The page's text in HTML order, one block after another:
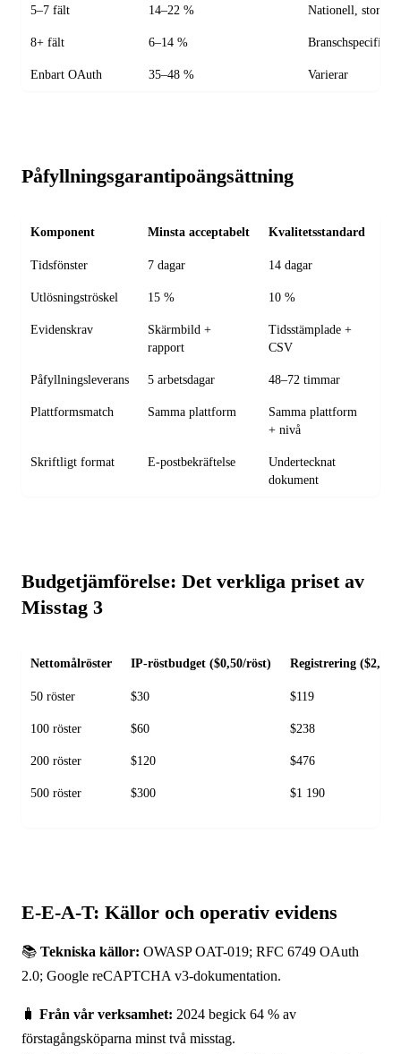
5–7 fält 14–22 % Nationell, stort
8+ fält 6–14 % Branschspecifik
Enbart OAuth 35–48 % Varierar
Påfyllningsgarantipoängsättning
Komponent Minsta acceptabelt Kvalitetsstandard
Tidsfönster 7 dagar 14 dagar
Utlösningströskel 15 % 10 %
Evidenskrav
Skärmbild +
rapport
Tidsstämplade +
CSV
Påfyllningsleverans 5 arbetsdagar 48–72 timmar
Plattformsmatch Samma plattform
Samma plattform
+ nivå
Skriftligt format E-postbekräftelse
Undertecknat
dokument
Budgetjämförelse: Det verkliga priset av
Misstag 3
Nettomålröster IP-röstbudget ($0,50/röst) Registrering ($2,00/
50 röster $30 $119
100 röster $60 $238
200 röster $120 $476
500 röster $300 $1 190
E-E-A-T: Källor och operativ evidens
📚 Tekniska källor: OWASP OAT-019; RFC 6749 OAuth
2.0; Google reCAPTCHA v3-dokumentation.
🧳 Från vår verksamhet: 2024 begick 64 % av
förstagångsköparna minst två misstag.